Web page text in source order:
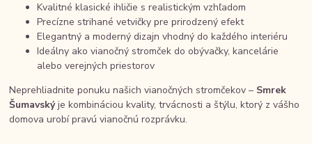
Kvalitné klasické ihličie s realistickým vzhľadom
Precízne strihané vetvičky pre prirodzený efekt
Elegantný a moderný dizajn vhodný do každého interiéru
Ideálny ako vianočný stromček do obývačky, kancelárie
alebo verejných priestorov
Neprehliadnite ponuku našich vianočných stromčekov – Smrek
Šumavskýje kombináciou kvality, trvácnosti a štýlu, ktorý z vášho
domova urobí pravú vianočnú rozprávku.